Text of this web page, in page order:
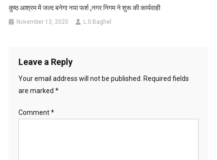
कुष्ठ आश्रम में जल्द बनेगा नया फर्श ,नगर निगम ने शुरू की कार्यवाही
November 13, 2025 L.S Baghel
Leave a Reply
Your email address will not be published. Required fields
are marked *
Comment*